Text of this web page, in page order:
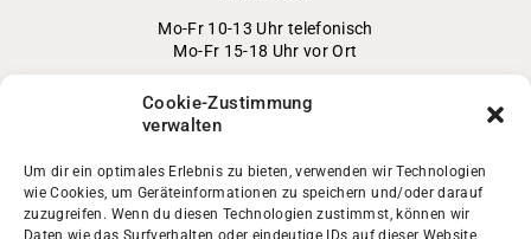
Cookie-Zustimmung
verwalten
Um dir ein optimales Erlebnis zu bieten, verwenden wir Technologien
wie Cookies, um Geräteinformationen zu speichern und/oder darauf
zuzugreifen. Wenn du diesen Technologien zustimmst, können wir
Daten wie das Surfverhalten oder eindeutige IDs auf dieser Website
Mo-Fr 10-13 Uhr telefonisch
Mo-Fr 15-18 Uhr vor Ort
in den Ferien nur per Mail
Impressum/Datenschutz
Cookie Richtlinie